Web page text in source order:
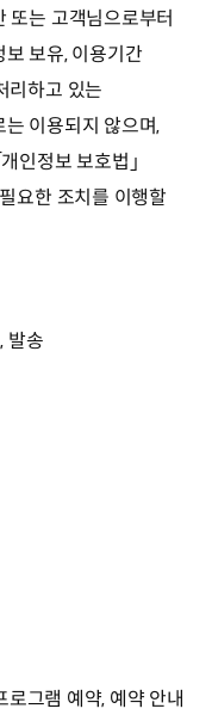
또는 고객님으로부터
보유, 이용기간
리하고 있는
이용되지 않으며,
인정보 보호법｣
요한 조치를 이행할
발송
그램 예약, 예약 안내